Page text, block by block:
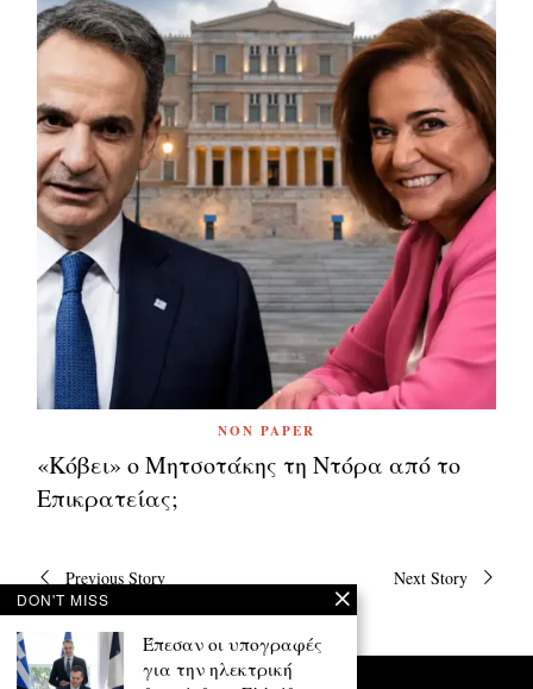
NON PAPER
«Κόβει» ο Μητσοτάκης τη Ντόρα από το
Επικρατείας;
Πλοήγηση
άρθρων
Previous Story Next Story
DON'T MISS
Έπεσαν οι υπογραφές
για την ηλεκτρική